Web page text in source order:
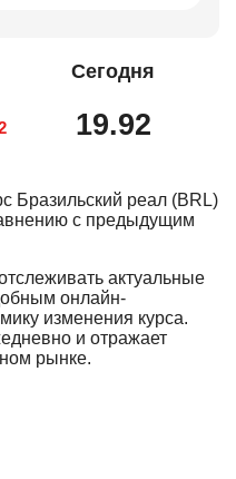
Сегодня
19.92
Бразильский реал (BRL)
с предыдущим
актуальные
онлайн-
изменения курса.
и отражает
рынке.